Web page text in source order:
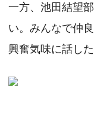
一方、池田結望
い。みんなで仲
興奮気味に話した